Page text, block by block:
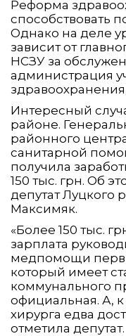
Реформа
способствовать
Однако на деле
зависит от
НСЗУ за
администрация
Интересный
районе.
районного
санитарной
получила
150 тыс. грн. Об
депутат Луцкого
Максимяк.
«Более 150 тыс.
зарплата
медпомощи
который имеет
коммунального
официальная. А,
хирурга едва
отметила депутат.